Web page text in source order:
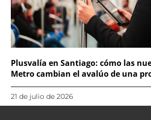
Plusvalía en Santiago: cómo las
Metro cambian el avalúo de una
21 de julio de 2026